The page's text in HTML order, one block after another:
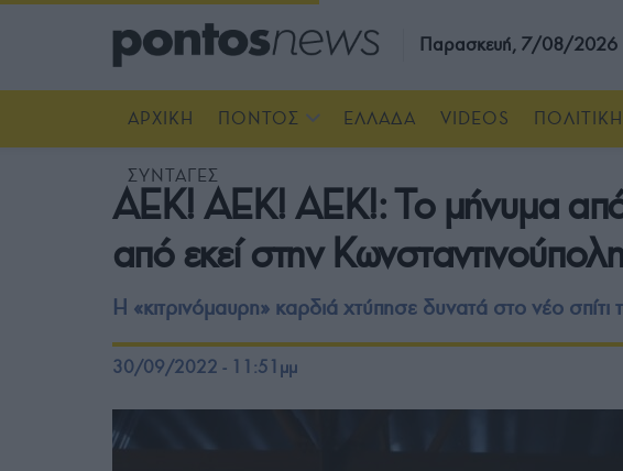
Παρασκευή, 7/08/2026
ΑΡΧΙΚΗ ΠΟΝΤΟΣ ΕΛΛΑΔΑ VIDEOS ΠΟΛΙΤΙΚΗ
ΣΥΝΤΑΓΕΣ
ΑΕΚ! ΑΕΚ! ΑΕΚ!: Το μήνυμα από
από εκεί στην
Η «κιτρινόμαυρη» καρδιά χτύπησε δυνατά στο νέο
30/09/2022 - 11:51μμ